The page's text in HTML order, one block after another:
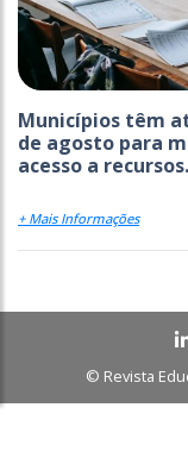
Municípios têm
de agosto para
acesso a
+ Mais Informações
© Revista